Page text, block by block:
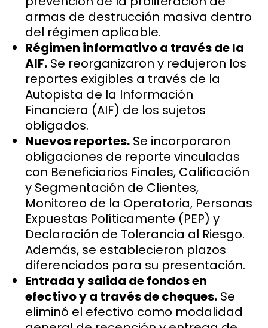
armas de destrucción masiva dentro
del régimen aplicable.
Régimen informativo a través de la
AIF. Se reorganizaron y redujeron los
reportes exigibles a través de la
Autopista de la Información
Financiera (AIF) de los sujetos
obligados.
Nuevos reportes. Se incorporaron
obligaciones de reporte vinculadas
con Beneficiarios Finales, Calificación
y Segmentación de Clientes,
Monitoreo de la Operatoria, Personas
Expuestas Políticamente (PEP) y
Declaración de Tolerancia al Riesgo.
Además, se establecieron plazos
diferenciados para su presentación.
Entrada y salida de fondos en
efectivo y a través de cheques. Se
eliminó el efectivo como modalidad